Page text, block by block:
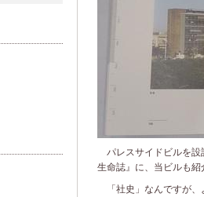
パレスサイドビルを設
生命誌』 に、当ビルも紹
「社史」なんですが、